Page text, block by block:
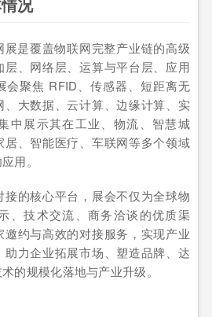
况
展是覆盖物联网完整产业链的高级
、网络层、运算与平台层、应用
会聚焦 RFID、传感器、短距离无
大数据、云计算、边缘计算、实
中展示其在工业、物流、智慧城
、智能医疗、车联网等多个领域
用。
的核心平台，展会不仅为全球物
、技术交流、商务洽谈的优质渠
约与高效的对接服务，实现产业
力企业拓展市场、塑造品牌、达
的规模化落地与产业升级。